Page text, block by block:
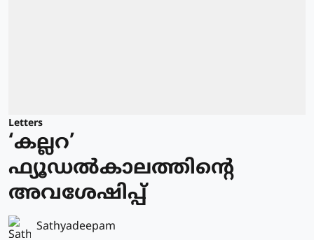
Letters
‘കല്ലറ’
ഫ്യൂഡൽകാലത്തിന്റെ
അവശേഷിപ്പ്
Sathyadeepam